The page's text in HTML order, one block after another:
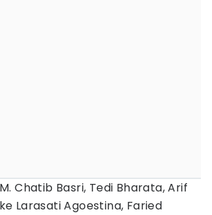
Chatib Basri, Tedi Bharata, Arif
Larasati Agoestina, Faried